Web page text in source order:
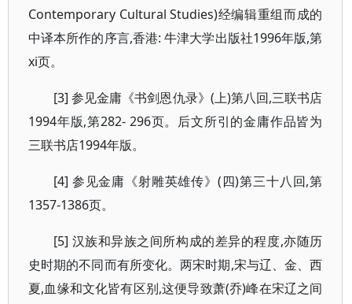
Contemporary Cultural Studies)经编辑重组而成的
中译本所作的序言,香港: 牛津大学出版社1996年版,第
xi页。
[3] 参见金庸《书剑恩仇录》(上)第八回,三联书店
1994年版,第282- 296页。后文所引的金庸作品皆为
三联书店1994年版。
[4] 参见金庸《射雕英雄传》(四)第三十八回,第
1357-1386页。
[5] 汉族和异族之间所构成的差异的程度,亦随历
史时期的不同而有所变化。两宋时期,宋与辽、金、西
夏,血缘和文化皆有区别,这便导致萧(乔)峰在宋辽之间